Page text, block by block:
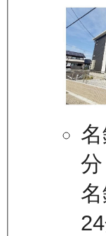
分